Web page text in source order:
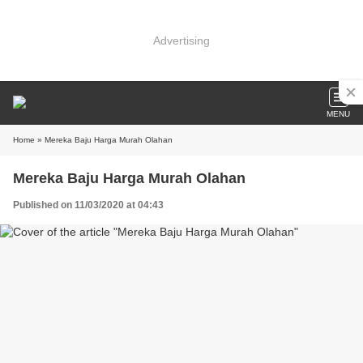
Advertising
MENU
Home » Mereka Baju Harga Murah Olahan
Mereka Baju Harga Murah Olahan
Published on 11/03/2020 at 04:43